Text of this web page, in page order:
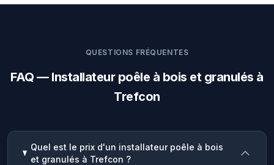
QUESTIONS FRÉQUENTES
FAQ — Installateur poêle à bois et granulés à
Trefcon
Quel est le prix d'un installateur poêle à bois
et granulés à Trefcon ?